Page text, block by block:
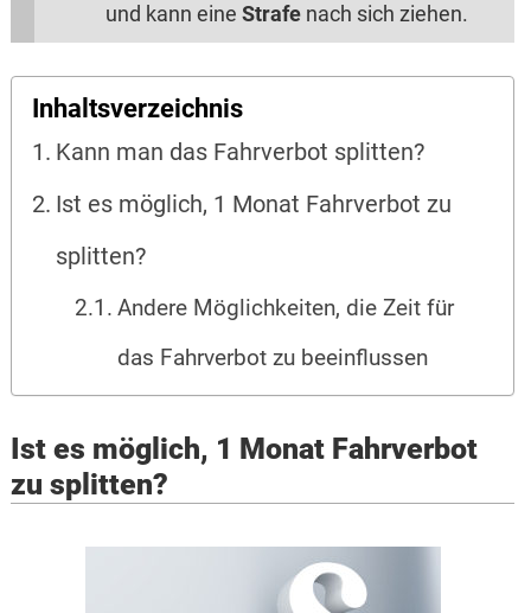
und kann eine Strafenach sich ziehen.
Inhaltsverzeichnis
Kann man das Fahrverbot splitten?
Ist es möglich, 1 Monat Fahrverbot zu
splitten?
Andere Möglichkeiten, die Zeit für
das Fahrverbot zu beeinflussen
Ist es möglich, 1 Monat Fahrverbot
zu splitten?